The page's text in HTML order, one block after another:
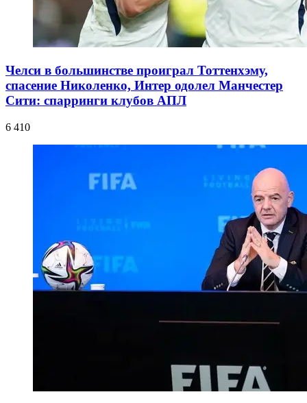
Челси в большинстве проиграл Тоттенхэму,
спасение Николенко, Интер одолел Манчестер
Сити: спарринги клубов АПЛ
6 410